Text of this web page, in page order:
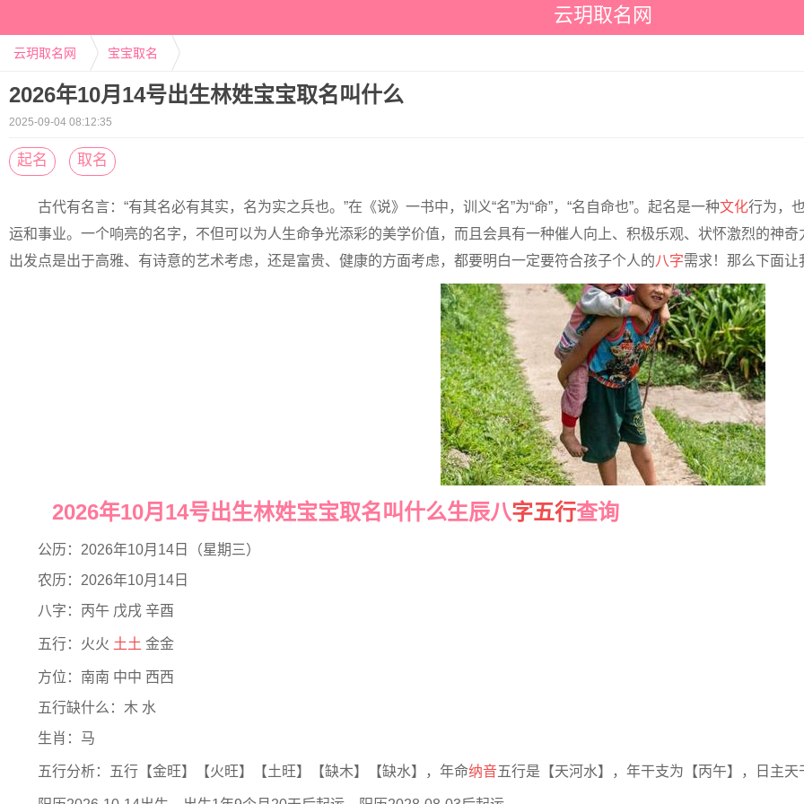
云玥取名网
云玥取名网 宝宝取名
2026年10月14号出生林姓宝宝取名叫什么
2025-09-04 08:12:35
起名 取名
古代有名言：“有其名必有其实，名为实之兵也。”在《说》一书中，训义“名”为“命”，“名自命也”。起名是一种文化行为，
运和事业。一个响亮的名字，不但可以为人生命争光添彩的美学价值，而且会具有一种催人向上、积极乐观、状怀激烈的神
出发点是出于高雅、有诗意的艺术考虑，还是富贵、健康的方面考虑，都要明白一定要符合孩子个人的八字需求！那么下面让
2026年10月14号出生林姓宝宝取名叫什么生辰八字五行查询
公历：2026年10月14日（星期三）
农历：2026年10月14日
八字：丙午 戊戌 辛酉
五行：火火 土土 金金
方位：南南 中中 西西
五行缺什么：木 水
生肖：马
五行分析：五行【金旺】【火旺】【土旺】【缺木】【缺水】，年命纳音五行是【天河水】，年干支为【丙午】，日主天